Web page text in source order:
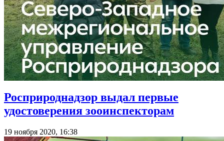
Росприроднадзор выдал первые
удостоверения зооинспекторам
19 ноября 2020, 16:38